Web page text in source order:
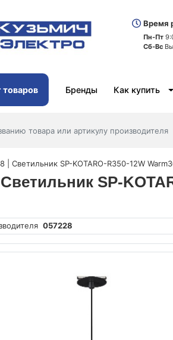
Время
Пн-Пт
Сб-Вс
товаров Бренды Как купить
| Светильник SP-KOTARO-R350-12W
SP-
057228